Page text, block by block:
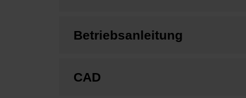
Betriebsanleitung
CAD